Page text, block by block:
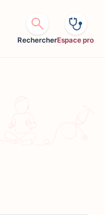
RechercherEspace pro